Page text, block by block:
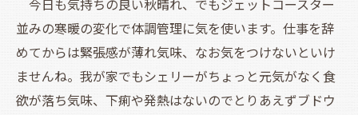
今日も気持ちの良い秋晴れ、でもジェットコースター
並みの寒暖の変化で体調管理に気を使います。仕事を辞
めてからは緊張感が薄れ気味、なお気をつけないといけ
ませんね。我が家でもシェリーがちょっと元気がなく食
欲が落ち気味、下痢や発熱はないのでとりあえずブドウ